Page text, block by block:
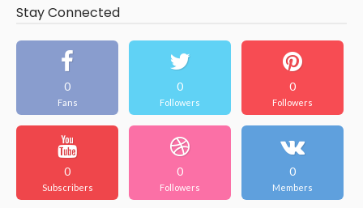
Stay Connected
0
Fans
0
Followers
0
Followers
0
Subscribers
0
Followers
0
Members